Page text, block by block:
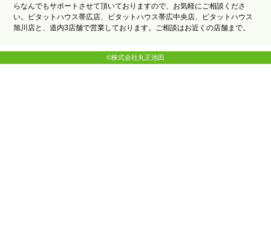
らなんでもサポートさせて頂いておりますので、お気軽にご相談くださ
い。ピタットハウス帯広店、ピタットハウス帯広中央店、ピタットハウス
旭川店と、道内3店舗で営業しております。ご相談はお近くの店舗まで。
©株式会社丸正池田